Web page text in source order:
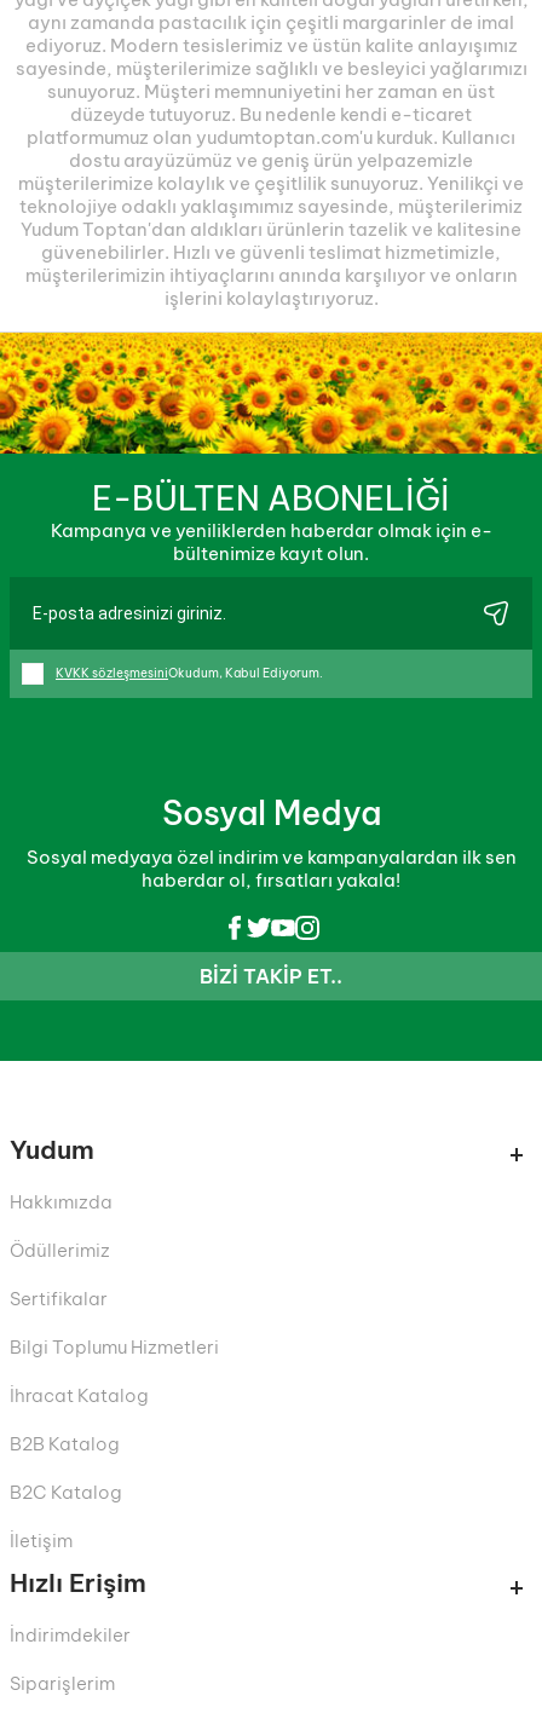
aynı zamanda pastacılık için çeşitli margarinler de imal
ediyoruz. Modern tesislerimiz ve üstün kalite anlayışımız
sayesinde, müşterilerimize sağlıklı ve besleyici yağlarımızı
sunuyoruz. Müşteri memnuniyetini her zaman en üst
düzeyde tutuyoruz. Bu nedenle kendi e-ticaret
platformumuz olan yudumtoptan.com'u kurduk. Kullanıcı
dostu arayüzümüz ve geniş ürün yelpazemizle
müşterilerimize kolaylık ve çeşitlilik sunuyoruz. Yenilikçi ve
teknolojiye odaklı yaklaşımımız sayesinde, müşterilerimiz
Yudum Toptan'dan aldıkları ürünlerin tazelik ve kalitesine
güvenebilirler. Hızlı ve güvenli teslimat hizmetimizle,
müşterilerimizin ihtiyaçlarını anında karşılıyor ve onların
işlerini kolaylaştırıyoruz.
E-BÜLTEN ABONELİĞİ
Kampanya ve yeniliklerden haberdar olmak için e-
bültenimize kayıt olun.
KVKK sözleşmesiniOkudum, Kabul Ediyorum.
Sosyal Medya
Sosyal medyaya özel indirim ve kampanyalardan ilk sen
haberdar ol, fırsatları yakala!
BIZI TAKIP ET..
Yudum
Hakkımızda
Ödüllerimiz
Sertifikalar
Bilgi Toplumu Hizmetleri
İhracat Katalog
B2B Katalog
B2C Katalog
İletişim
Hızlı Erişim
İndirimdekiler
Siparişlerim